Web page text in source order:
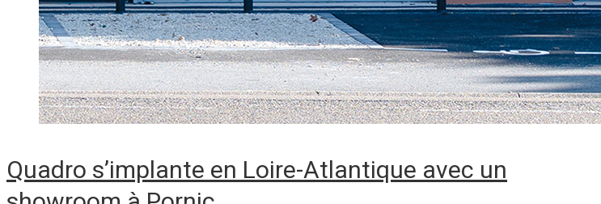
Quadro s’implante en Loire-Atlantique avec un